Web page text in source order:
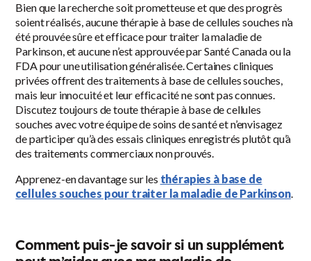
Bien que la recherche soit prometteuse et que des progrès
soient réalisés, aucune thérapie à base de cellules souches n’a
été prouvée sûre et efficace pour traiter la maladie de
Parkinson, et aucune n’est approuvée par Santé Canada ou la
FDA pour une utilisation généralisée. Certaines cliniques
privées offrent des traitements à base de cellules souches,
mais leur innocuité et leur efficacité ne sont pas connues.
Discutez toujours de toute thérapie à base de cellules
souches avec votre équipe de soins de santé et n’envisagez
de participer qu’à des essais cliniques enregistrés plutôt qu’à
des traitements commerciaux non prouvés.
Apprenez-en davantage sur les thérapies à base de
cellules souches pour traiter la maladie de Parkinson.
Comment puis-je savoir si un supplément